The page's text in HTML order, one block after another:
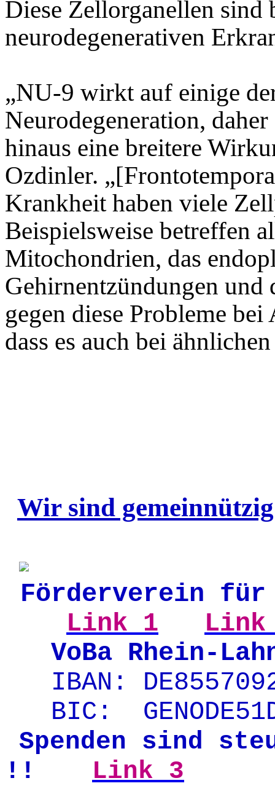
Diese Zellorganellen sind
neurodegenerativen
„NU-9 wirkt auf einige
Neurodegeneration,
hinaus eine breitere
Ozdinler.
Krankheit haben viele
Beispielsweise betreffen
Mitochondrien, das
Gehirnentzündungen
gegen diese Probleme
dass es auch bei
Wir sind gemeinnützig
Förderverein für
Link 1
Link
VoBa Rhein-
IBAN:
BIC:
Spenden sind
!!
Link 3